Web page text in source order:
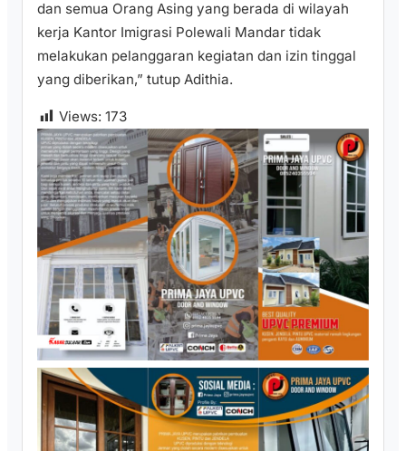
dan semua Orang Asing yang berada di wilayah
kerja Kantor Imigrasi Polewali Mandar tidak
melakukan pelanggaran kegiatan dan izin tinggal
yang diberikan,” tutup Adithia.
Views: 173